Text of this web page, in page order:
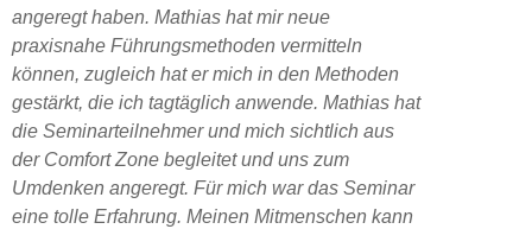
angeregt haben. Mathias hat mir neue
praxisnahe Führungsmethoden vermitteln
können, zugleich hat er mich in den Methoden
gestärkt, die ich tagtäglich anwende. Mathias hat
die Seminarteilnehmer und mich sichtlich aus
der Comfort Zone begleitet und uns zum
Umdenken angeregt. Für mich war das Seminar
eine tolle Erfahrung. Meinen Mitmenschen kann